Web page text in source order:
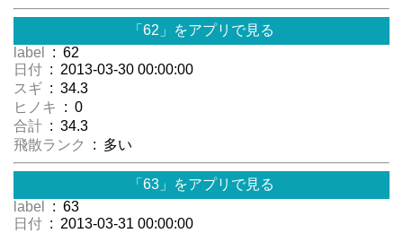
「62」をアプリで見る
label
: 62
日付 : 2013-03-30 00:00:00
スギ : 34.3
ヒノキ
: 0
合計 : 34.3
飛散ランク
: 多い
「63」をアプリで見る
label
: 63
日付 : 2013-03-31 00:00:00